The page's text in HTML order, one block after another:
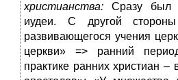
христианства:Сразу был
иудеи. С другой
развивающегося учения
церкви» => ранний
практике ранних христиан –